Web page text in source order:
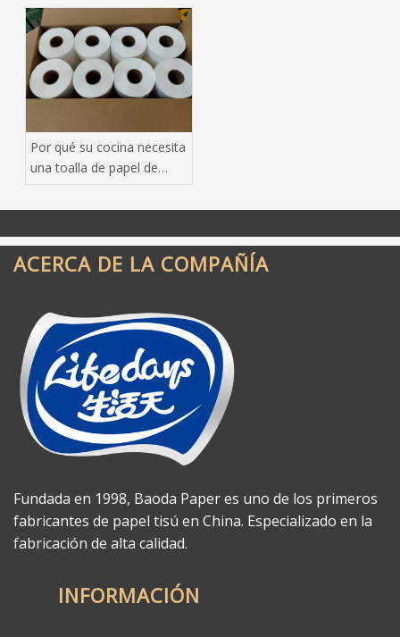
abastecimiento para
compradores a granel
Por qué su cocina necesita
una toalla de papel de
de pulpa de madera virgen
ACERCA DE LA COMPAÑÍA
Fundada en 1998, Baoda Paper es uno de los primeros
fabricantes de papel tisú en China. Especializado en la
fabricación de alta calidad.
INFORMACIÓN